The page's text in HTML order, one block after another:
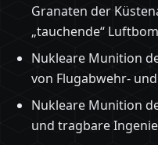
Granaten der
„tauchende“
Nukleare Munition
von Flugabwehr-
Nukleare Munition
und tragbare